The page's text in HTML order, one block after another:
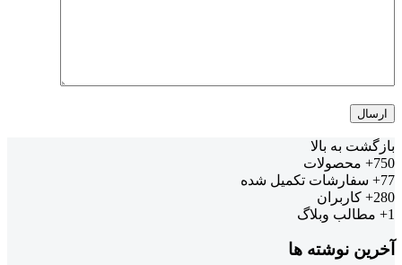
بازگشت به بالا
750+
محصولات
77+
سفارشات تکمیل شده
280+
کاربران
1+
مطالب وبلاگ
آخرین نوشته ها